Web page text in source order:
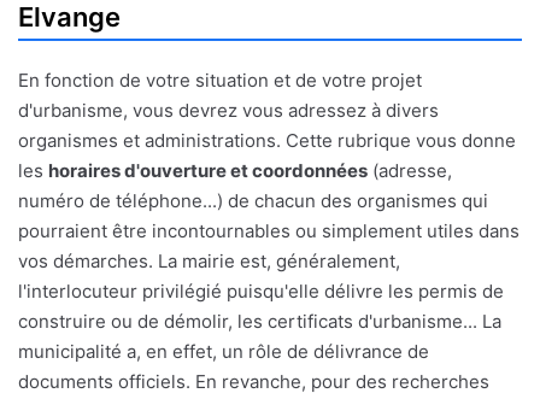
Elvange
En fonction de votre situation et de votre projet
d'urbanisme, vous devrez vous adressez à divers
organismes et administrations. Cette rubrique vous donne
les horaires d'ouverture et coordonnées (adresse,
numéro de téléphone...) de chacun des organismes qui
pourraient être incontournables ou simplement utiles dans
vos démarches. La mairie est, généralement,
l'interlocuteur privilégié puisqu'elle délivre les permis de
construire ou de démolir, les certificats d'urbanisme... La
municipalité a, en effet, un rôle de délivrance de
documents officiels. En revanche, pour des recherches